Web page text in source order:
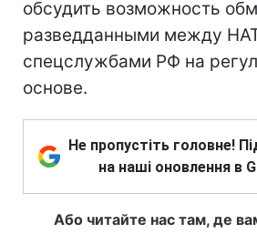
обсудить возможность
разведданными между
спецслужбами РФ на
основе.
Не пропустіть головне!
на наші оновлення в
Або читайте нас там, де